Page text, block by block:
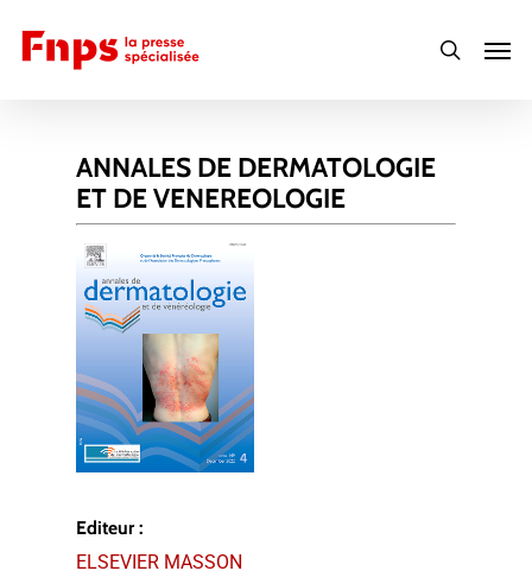
main
search
ANNALES DE DERMATOLOGIE
ET DE VENEREOLOGIE
Editeur :
ELSEVIER MASSON